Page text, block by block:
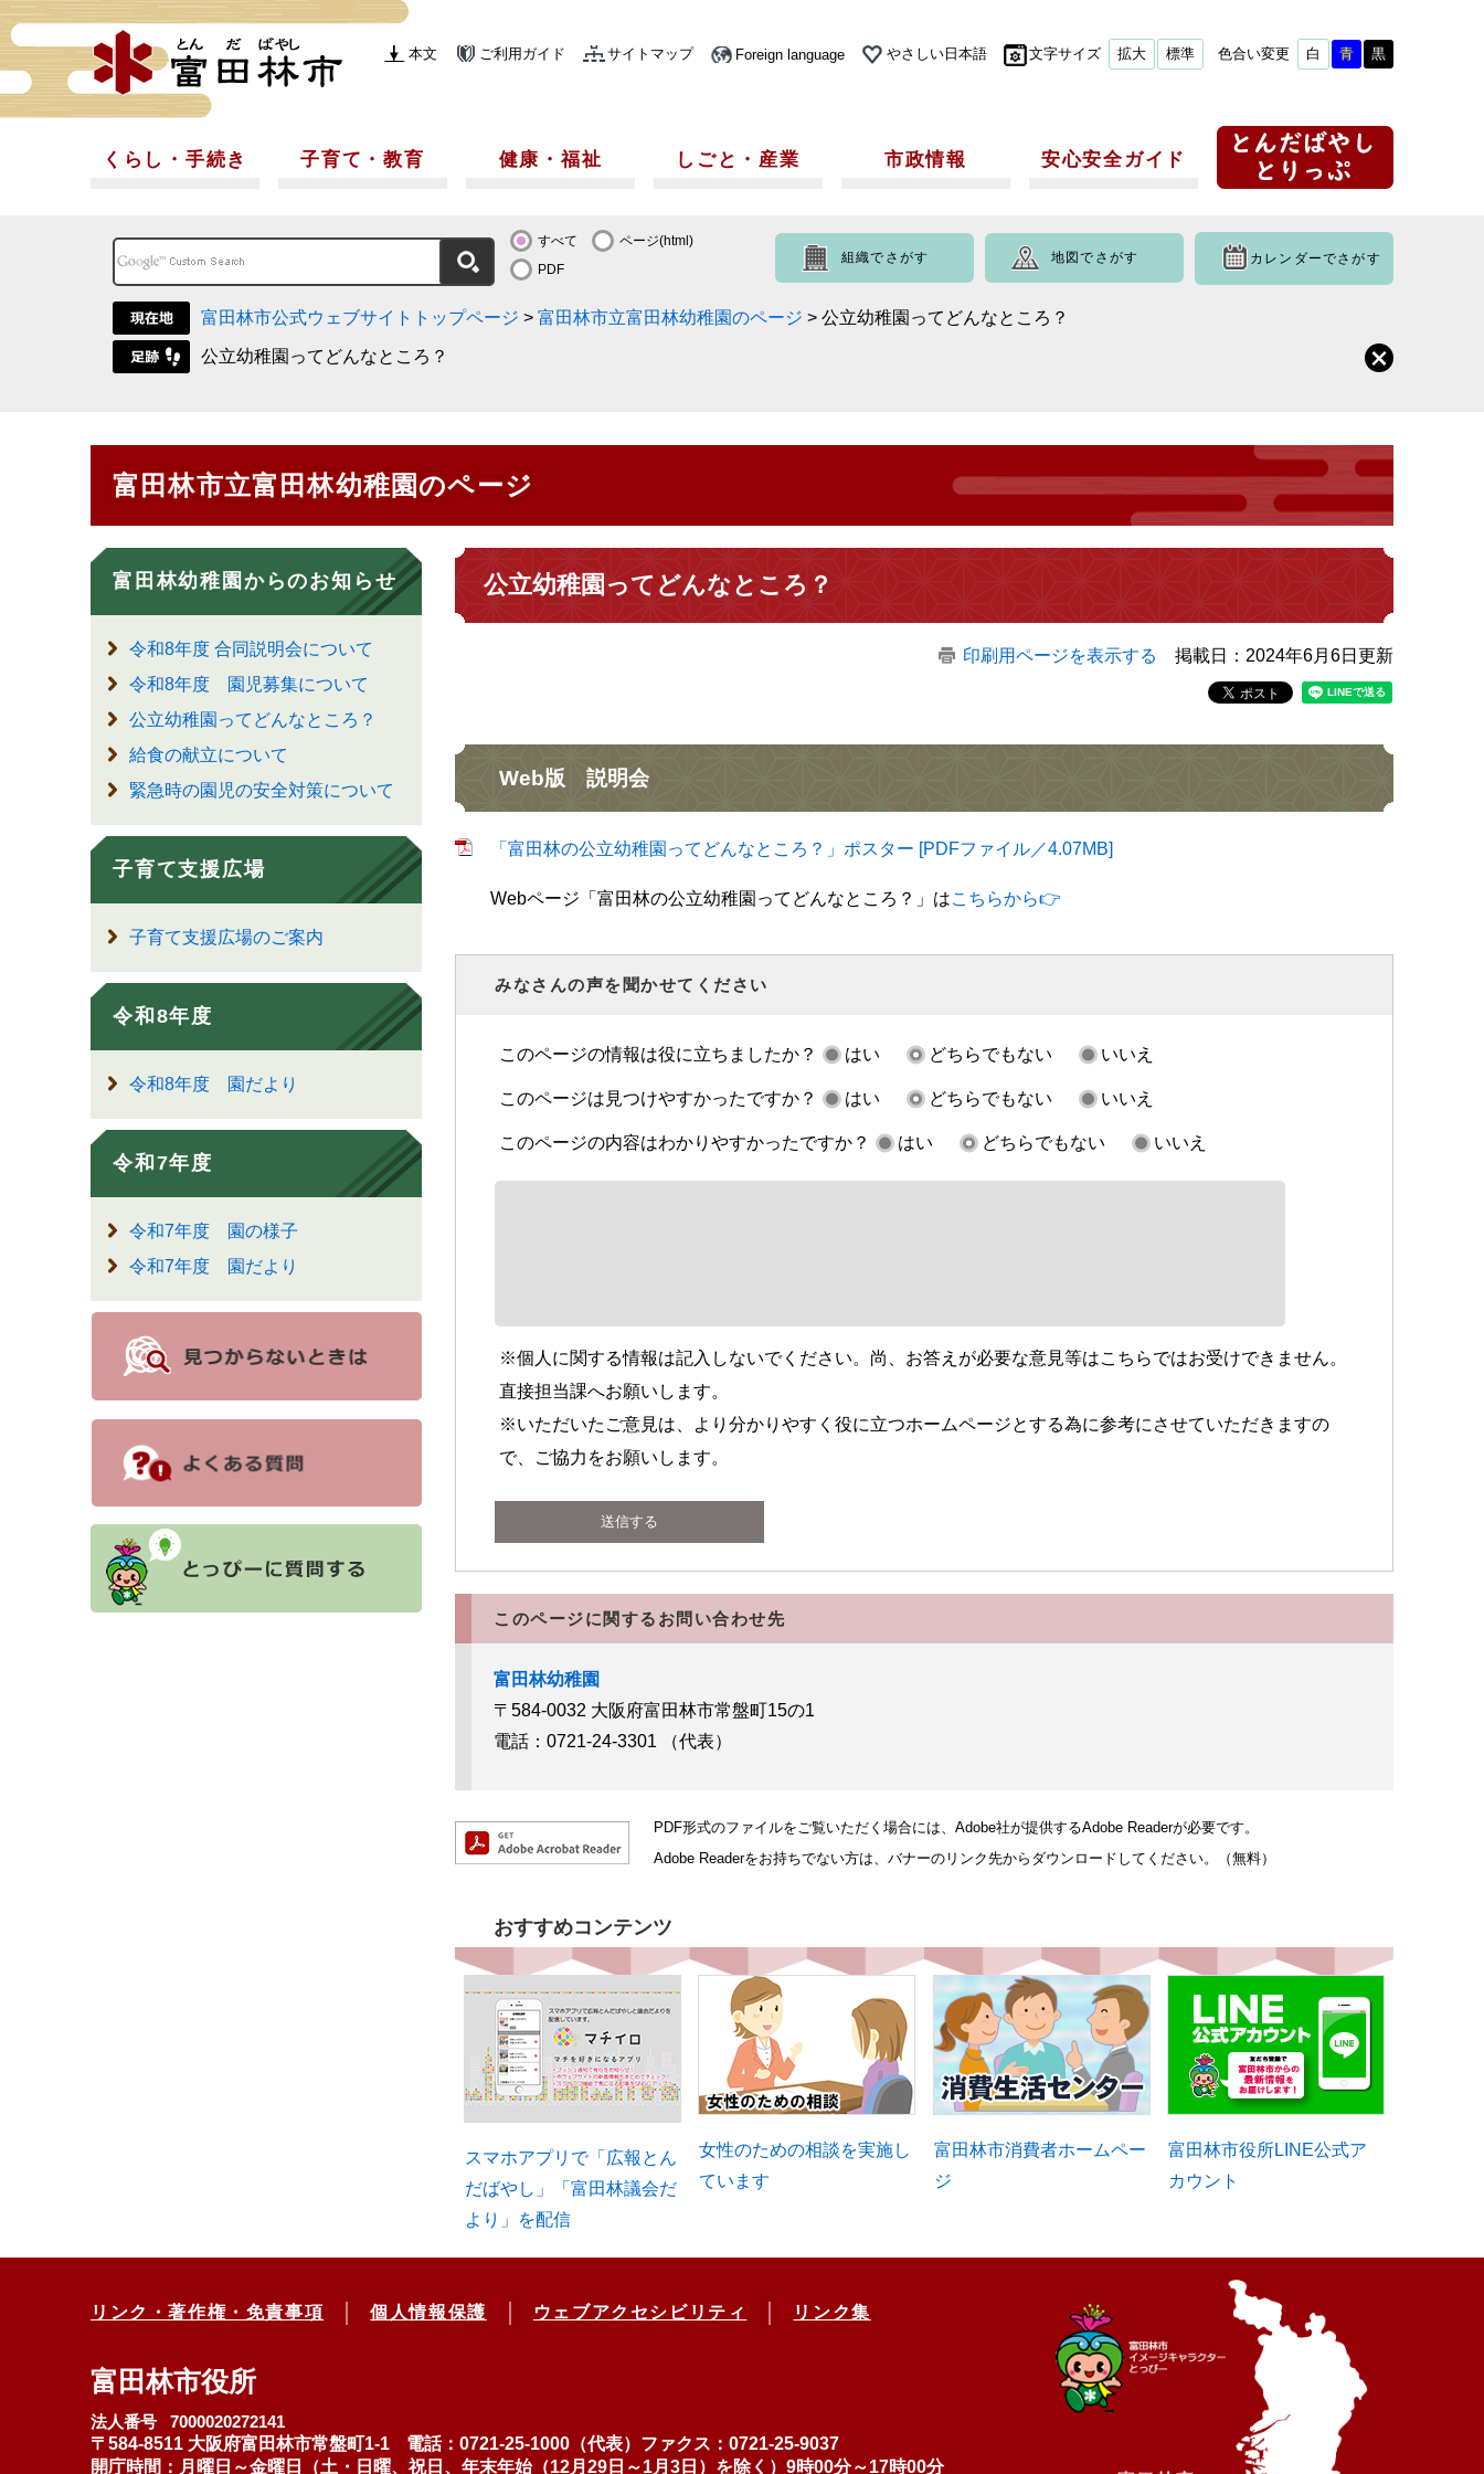
本文 ご利用ガイド サイトマップ Foreign language やさしい日本語 文字サイズ 拡大 標準 色合い変更 白 青 黒
くらし・手続き 子育て・教育 健康・福祉 しごと・産業 市政情報 安心安全ガイド
すべて
ページ(html)
PDF
組織でさがす 地図でさがす カレンダーでさがす
富田林市公式ウェブサイトトップページ > 富田林市立富田林幼稚園のページ > 公立幼稚園ってどんなところ？
公立幼稚園ってどんなところ？
富田林市立富田林幼稚園のページ
富田林幼稚園からのお知らせ
令和8年度 合同説明会について
令和8年度 園児募集について
公立幼稚園ってどんなところ？
給食の献立について
緊急時の園児の安全対策について
子育て支援広場
子育て支援広場のご案内
令和8年度
令和8年度 園だより
令和7年度
令和7年度 園の様子
令和7年度 園だより
公立幼稚園ってどんなところ？
印刷用ページを表示する 掲載日：2024年6月6日更新
Web版 説明会
「富田林の公立幼稚園ってどんなところ？」ポスター [PDFファイル／4.07MB]
Webページ「富田林の公立幼稚園ってどんなところ？」はこちらから👉
みなさんの声を聞かせてください
このページの情報は役に立ちましたか？ はい どちらでもない いいえ
このページは見つけやすかったですか？ はい どちらでもない いいえ
このページの内容はわかりやすかったですか？ はい どちらでもない いいえ
※個人に関する情報は記入しないでください。尚、お答えが必要な意見等はこちらではお受けできません。
直接担当課へお願いします。
※いただいたご意見は、より分かりやすく役に立つホームページとする為に参考にさせていただきますの
で、ご協力をお願いします。
このページに関するお問い合わせ先
富田林幼稚園
〒584-0032 大阪府富田林市常盤町15の1
電話：0721-24-3301
（代表）
PDF形式のファイルをご覧いただく場合には、Adobe社が提供するAdobe Readerが必要です。
Adobe Readerをお持ちでない方は、バナーのリンク先からダウンロードしてください。（無料）
おすすめコンテンツ
スマホアプリで「広報とん
だばやし」「富田林議会だ
より」を配信
女性のための相談を実施し
ています
富田林市消費者ホームペー
ジ
富田林市役所LINE公式ア
カウント
リンク・著作権・免責事項 個人情報保護 ウェブアクセシビリティ リンク集
富田林市役所
法人番号 7000020272141
〒584-8511 大阪府富田林市常盤町1-1
電話：0721-25-1000（代表） ファクス：0721-25-9037
開庁時間：月曜日～金曜日（土・日曜、祝日、年末年始（12月29日～1月3日）を除く）9時00分～17時00分